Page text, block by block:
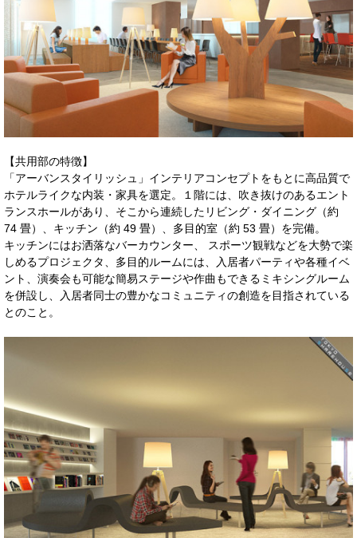
【共用部の特徴】
「アーバンスタイリッシュ」インテリアコンセプトをもとに高品質で
ホテルライクな内装・家具を選定。１階には、吹き抜けのあるエント
ランスホールがあり、そこから連続したリビング・ダイニング（約
74 畳）、キッチン（約 49 畳）、多目的室（約 53 畳）を完備。
キッチンにはお洒落なバーカウンター、 スポーツ観戦などを大勢で楽
しめるプロジェクタ、多目的ルームには、入居者パーティや各種イベ
ント、演奏会も可能な簡易ステージや作曲もできるミキシングルーム
を併設し、入居者同士の豊かなコミュニティの創造を目指されている
とのこと。